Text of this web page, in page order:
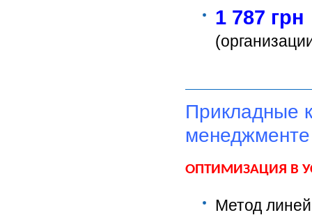
1 787 грн
Прикладные
менеджменте
ОПТИМИЗАЦИЯ В
Метод